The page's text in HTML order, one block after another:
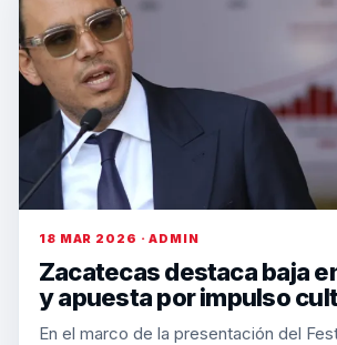
18 MAR 2026 · ADMIN
Zacatecas destaca baja
y apuesta por impulso
En el marco de la presentación del